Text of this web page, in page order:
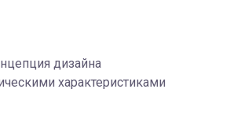
дизайна
характеристиками